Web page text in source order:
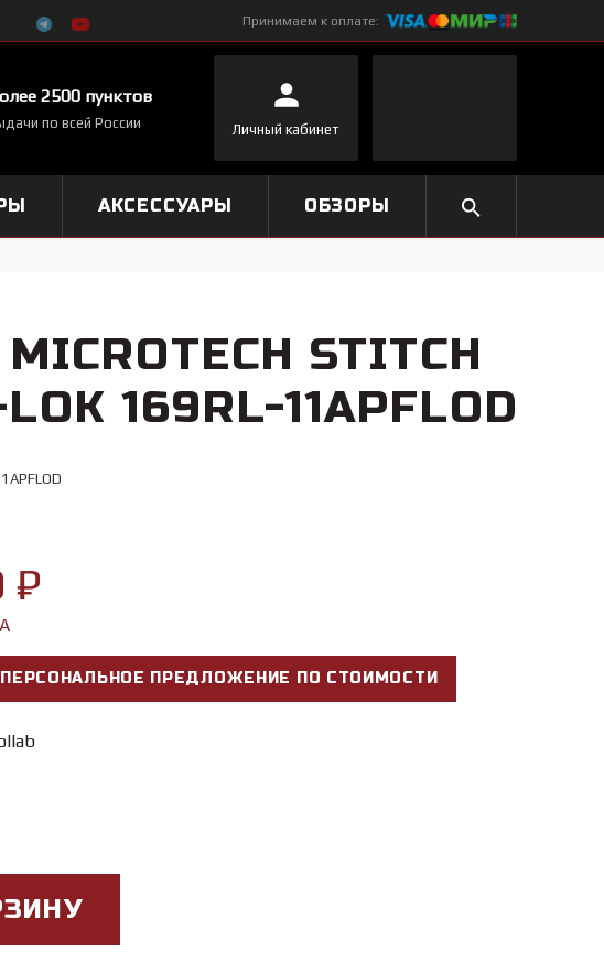
Принимаем к оплате:
2500 пунктов
по всей России Личный кабинет
АКСЕССУАРЫ ОБЗОРЫ
STITCH
169RL-11APFLOD
₽
ПРЕДЛОЖЕНИЕ ПО СТОИМОСТИ